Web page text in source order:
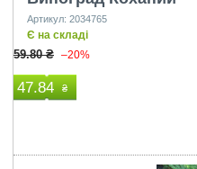
Артикул: 2034765
Є на складі
59.80 ₴ –20%
47.84 ₴